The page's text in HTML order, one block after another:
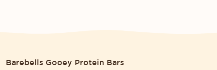
Barebells Gooey Protein Bars